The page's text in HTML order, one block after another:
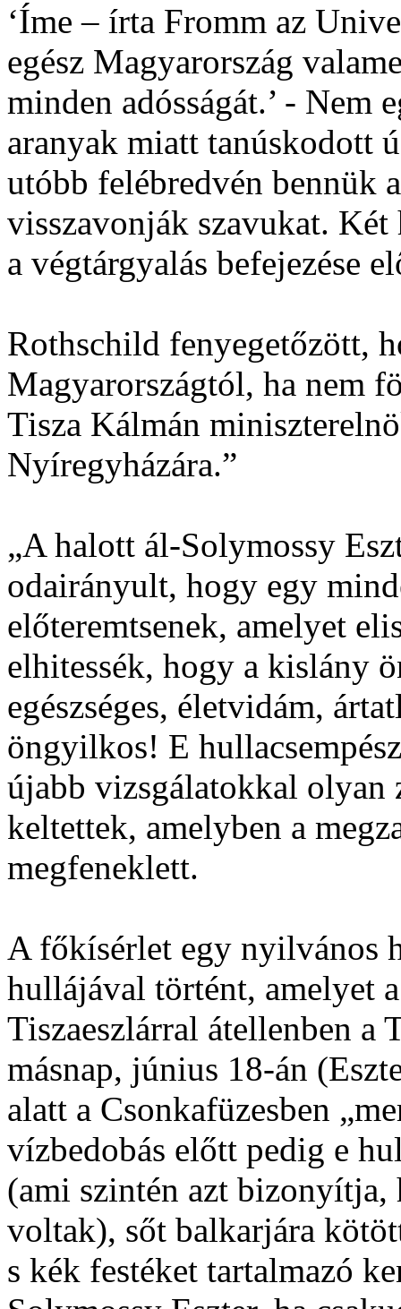
‘Íme – írta Fromm az
egész Magyarország
minden adósságát.’ - Nem
aranyak miatt tanúskodott
utóbb felébredvén bennük
visszavonják szavukat.
a végtárgyalás befejezése
Rothschild fenyegetőzött,
Magyarországtól, ha nem
Tisza Kálmán
Nyíregyházára.”
„A halott ál-Solymossy
odairányult, hogy egy
előteremtsenek, amelyet
elhitessék, hogy a kislány
egészséges, életvidám,
öngyilkos! E
újabb vizsgálatokkal olyan
keltettek, amelyben a
megfeneklett.
A főkísérlet egy nyilvános
hullájával történt, amelyet
Tiszaeszlárral átellenben a
másnap, június 18-án
alatt a Csonkafüzesben
vízbedobás előtt pedig e
(ami szintén azt
voltak), sőt balkarjára
s kék festéket tartalmazó